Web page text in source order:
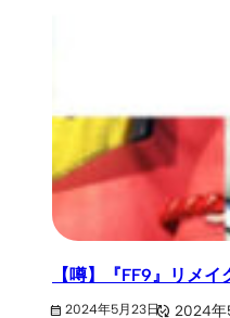
【噂】『FF9』リメ
2024年5月23日 2024年